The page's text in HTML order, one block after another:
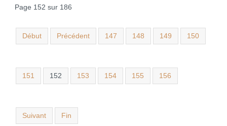
Page 152 sur 186
Début Précédent 147 148 149 150
151 152 153 154 155 156
Suivant Fin